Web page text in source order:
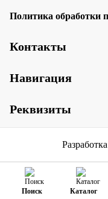
Политика обработки
Контакты
Навигация
Реквизиты
Поиск Каталог